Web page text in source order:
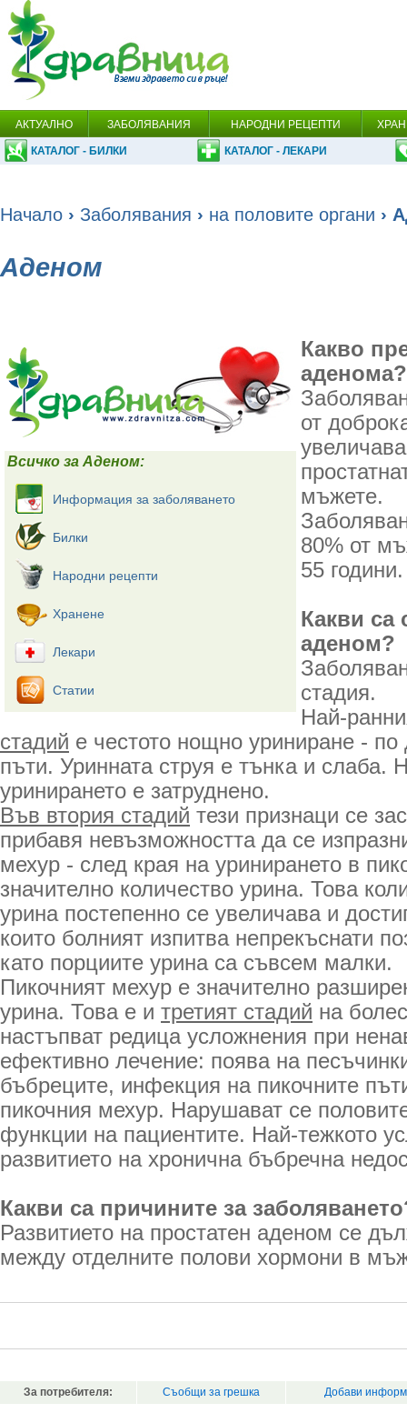
АКТУАЛНО ЗАБОЛЯВАНИЯ НАРОДНИ РЕЦЕПТИ
КАТАЛОГ - БИЛКИ КАТАЛОГ - ЛЕКАРИ
Начало › Заболявания › на половите органи ›
Аденом
Всичко за Аденом:
Информация за заболяването
Билки
Народни рецепти
Хранене
Лекари
Статии
Какво
аденома?
от
мъжете.
80% от
55 години.
Какви са
аденом?
стадия.
Най-
стадий е честото нощно уриниране - по
пъти. Уринната струя е тънка и слаба.
уринирането е затруднено.
Във втория стадий тези признаци се
прибавя невъзможността да се
мехур - след края на уринирането в
значително количество урина. Това
урина постепенно се увеличава и
които болният изпитва непрекъснати
като порциите урина са съвсем малки.
Пикочният мехур е значително
урина. Това е и третият стадий на
настъпват редица усложнения при
ефективно лечение: поява на
бъбреците, инфекция на пикочните
пикочния мехур. Нарушават се
функции на пациентите. Най-тежкото
развитието на хронична бъбречна
Какви са причините за
Развитието на простатен аденом се
между отделните полови хормони в
За потребителя: Съобщи за грешка Добави